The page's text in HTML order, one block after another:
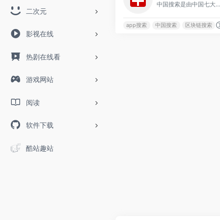
二次元
影视在线
热剧在线看
游戏网站
阅读
软件下载
酷站趣站
中国搜索是由中国七大新闻机构联合设立的互联网企业
app搜索 中国搜索 区块链搜索